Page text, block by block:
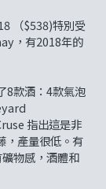
（$538)特別受
，有2018年的
8款酒：4款氣泡
指出這是非
，產量很低。有
物感，酒體和